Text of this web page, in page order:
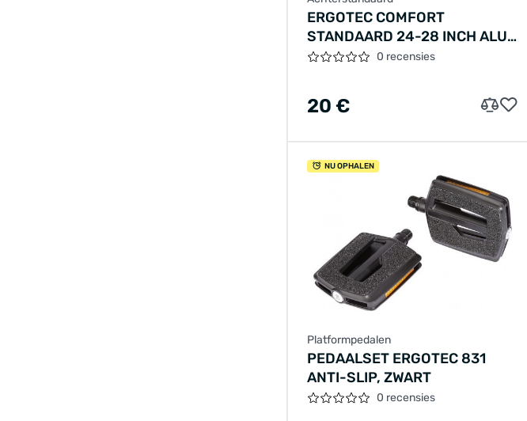
ERGOTEC COMFORT
STANDAARD 24-28 INCH ALU
VERSTELBAAR MET
0 recensies
20 €
NU OPHALEN
Platformpedalen
PEDAALSET ERGOTEC 831
ANTI-SLIP, ZWART
0 recensies